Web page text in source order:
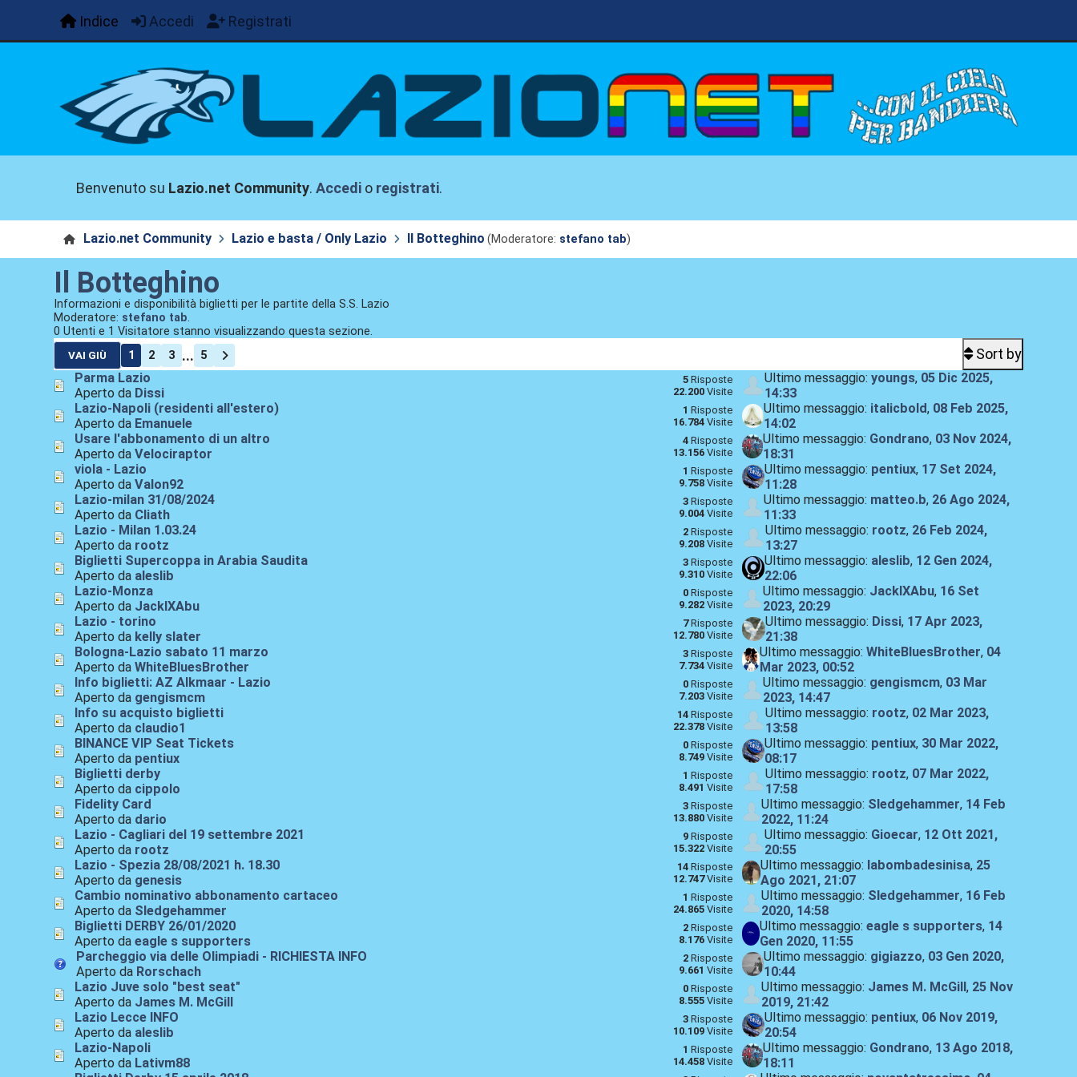
Indice Accedi Registrati
Benvenuto su Lazio.net Community.Accedi o registrati.
Lazio.net Community Lazio e basta / Only Lazio Il Botteghino (Moderatore: stefano tab)
Il Botteghino
Informazioni e disponibilità biglietti per le partite della S.S. Lazio
Moderatore: stefano tab.
0 Utenti e 1 Visitatore stanno visualizzando questa sezione.
VAI GIÙ 1 2 3 ... 5 Sort by
Parma Lazio
Aperto da Dissi
5Risposte
22.200Visite
Ultimo messaggio:youngs, 05 Dic 2025,
14:33
Lazio-Napoli (residenti all'estero)
Aperto da Emanuele
1 Risposte
16.784Visite
Ultimo messaggio: italicbold, 08 Feb 2025,
14:02
Usare l'abbonamento di un altro
Aperto daVelociraptor
4Risposte
13.156Visite
Ultimo messaggio: Gondrano, 03 Nov 2024,
18:31
viola - Lazio
Aperto daValon92
1 Risposte
9.758Visite
Ultimo messaggio: pentiux, 17 Set 2024,
11:28
Lazio-milan 31/08/2024
Aperto da Cliath
3Risposte
9.004Visite
Ultimo messaggio: matteo.b, 26 Ago 2024,
11:33
Lazio - Milan 1.03.24
Aperto da rootz
2Risposte
9.208Visite
Ultimo messaggio: rootz, 26 Feb 2024,
13:27
Biglietti Supercoppa in Arabia Saudita
Aperto da aleslib
3Risposte
9.310Visite
Ultimo messaggio: aleslib, 12 Gen 2024,
22:06
Lazio-Monza
Aperto da JackIXAbu
0Risposte
9.282Visite
Ultimo messaggio: JackIXAbu, 16 Set
2023, 20:29
Lazio - torino
Aperto da kelly slater
7Risposte
12.780Visite
Ultimo messaggio: Dissi, 17 Apr 2023,
21:38
Bologna-Lazio sabato 11 marzo
Aperto daWhiteBluesBrother
3Risposte
7.734Visite
Ultimo messaggio:WhiteBluesBrother, 04
Mar 2023, 00:52
Info biglietti: AZ Alkmaar - Lazio
Aperto da gengismcm
0Risposte
7.203Visite
Ultimo messaggio: gengismcm, 03 Mar
2023, 14:47
Info su acquisto biglietti
Aperto da claudio1
14Risposte
22.378Visite
Ultimo messaggio: rootz, 02 Mar 2023,
13:58
BINANCE VIP Seat Tickets
Aperto da pentiux
0Risposte
8.749Visite
Ultimo messaggio: pentiux, 30 Mar 2022,
08:17
Biglietti derby
Aperto da cippolo
1 Risposte
8.491 Visite
Ultimo messaggio: rootz, 07 Mar 2022,
17:58
Fidelity Card
Aperto da dario
3Risposte
13.880Visite
Ultimo messaggio: Sledgehammer, 14 Feb
2022, 11:24
Lazio - Cagliari del 19 settembre 2021
Aperto da rootz
9Risposte
15.322Visite
Ultimo messaggio: Gioecar, 12 Ott 2021,
20:55
Lazio - Spezia 28/08/2021 h. 18.30
Aperto da genesis
14Risposte
12.747Visite
Ultimo messaggio: labombadesinisa, 25
Ago 2021, 21:07
Cambio nominativo abbonamento cartaceo
Aperto da Sledgehammer
1 Risposte
24.865Visite
Ultimo messaggio: Sledgehammer, 16 Feb
2020, 14:58
Biglietti DERBY 26/01/2020
Aperto daeagle s supporters
2Risposte
8.176Visite
Ultimo messaggio:eagle s supporters, 14
Gen 2020, 11:55
Parcheggio via delle Olimpiadi - RICHIESTA INFO
Aperto da Rorschach
2Risposte
9.661 Visite
Ultimo messaggio: gigiazzo, 03 Gen 2020,
10:44
Lazio Juve solo "best seat"
Aperto da James M. McGill
0Risposte
8.555Visite
Ultimo messaggio: James M. McGill, 25 Nov
2019, 21:42
Lazio Lecce INFO
Aperto da aleslib
3Risposte
10.109Visite
Ultimo messaggio: pentiux, 06 Nov 2019,
20:54
Lazio-Napoli
Aperto da Lativm88
1 Risposte
14.458Visite
Ultimo messaggio: Gondrano, 13 Ago 2018,
18:11